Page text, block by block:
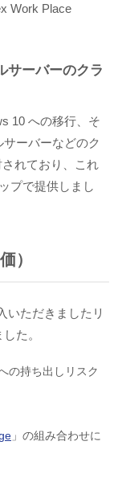
Work Place
サーバーのクラ
10 への移行、そ
ーバーなどのク
れており、これ
プで提供しまし
）
いただきましたリ
た。
の持ち出しリスク
」の組み合わせに